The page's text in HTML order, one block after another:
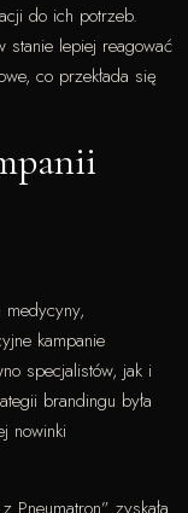
do ich potrzeb.
stanie lepiej reagować
co przekłada się
medycyny,
kampanie
specjalistów, jak i
brandingu była
nowinki